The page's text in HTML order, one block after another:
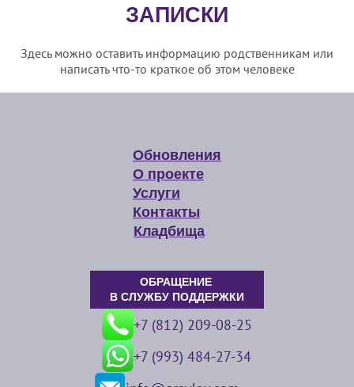
ЗАПИСКИ
Здесь можно оставить информацию родственникам или
написать что-то краткое об этом человеке
Обновления
О проекте
Услуги
Контакты
Кладбища
ОБРАЩЕНИЕ
В СЛУЖБУ ПОДДЕРЖКИ
+7 (812) 209-08-25
+7 (993) 484-27-34